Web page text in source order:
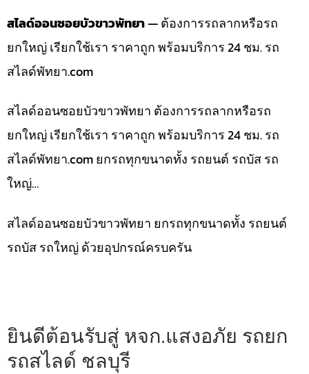
สไลด์ออนซอยบัวขาวพัทยา— ต้องการรถลากหรือรถ
ยกใหญ่ เรียกใช้เรา ราคาถูก พร้อมบริการ 24 ชม. รถ
สไลด์พัทยา.com
สไลด์ออนซอยบัวขาวพัทยา ต้องการรถลากหรือรถ
ยกใหญ่ เรียกใช้เรา ราคาถูก พร้อมบริการ 24 ชม. รถ
สไลด์พัทยา.com ยกรถทุกขนาดทั้ง รถยนต์ รถบัส รถ
ใหญ่…
สไลด์ออนซอยบัวขาวพัทยา ยกรถทุกขนาดทั้ง รถยนต์
รถบัส รถใหญ่ ด้วยอุปกรณ์ครบครัน
ยินดีต้อนรับสู่ หจก.แสงอภัย รถยก
รถสไลด์ ชลบุรี